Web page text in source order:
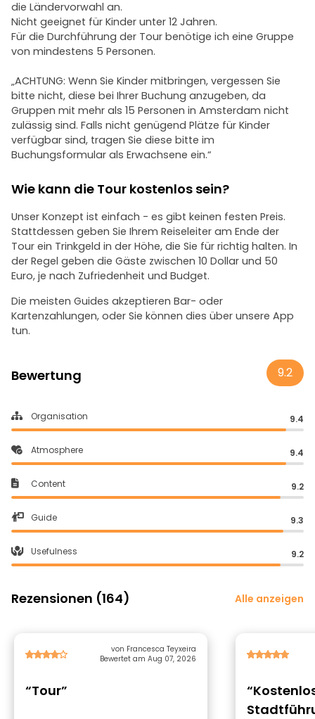
die Ländervorwahl an.
Nicht geeignet für Kinder unter 12 Jahren.
Für die Durchführung der Tour benötige ich eine Gruppe
von mindestens 5 Personen.
„ACHTUNG: Wenn Sie Kinder mitbringen, vergessen Sie
bitte nicht, diese bei Ihrer Buchung anzugeben, da
Gruppen mit mehr als 15 Personen in Amsterdam nicht
zulässig sind. Falls nicht genügend Plätze für Kinder
verfügbar sind, tragen Sie diese bitte im
Buchungsformular als Erwachsene ein.“
Wie kann die Tour kostenlos sein?
Unser Konzept ist einfach - es gibt keinen festen Preis.
Stattdessen geben Sie Ihrem Reiseleiter am Ende der
Tour ein Trinkgeld in der Höhe, die Sie für richtig halten. In
der Regel geben die Gäste zwischen 10 Dollar und 50
Euro, je nach Zufriedenheit und Budget.
Die meisten Guides akzeptieren Bar- oder
Kartenzahlungen, oder Sie können dies über unsere App
tun.
Bewertung 9.2
Organisation 9.4
Atmosphere 9.4
Content 9.2
Guide 9.3
Usefulness 9.2
Rezensionen (164) Alle anzeigen
von Francesca Teyxeira
Bewertet am Aug 07, 2026
“Tour”